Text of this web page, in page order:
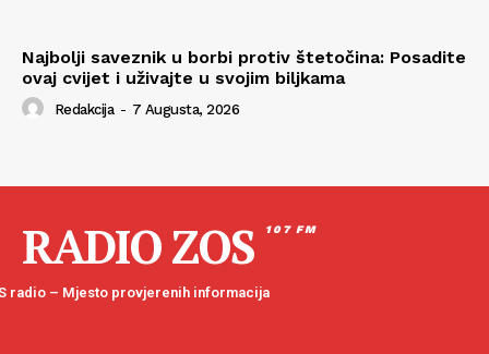
Najbolji saveznik u borbi protiv štetočina: Posadite
ovaj cvijet i uživajte u svojim biljkama
Redakcija - 7 Augusta, 2026
RADIO ZOS 107 FM
radio – Mjesto provjerenih informacija